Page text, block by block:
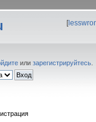
[
или зарегистрируйтесь